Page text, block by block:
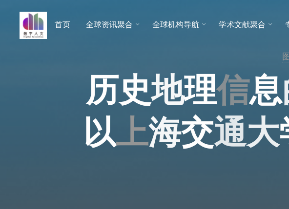
数字人
首页 全球资讯聚合 全球机构导航 学术文献聚合
历史地理信息
以上海交通大